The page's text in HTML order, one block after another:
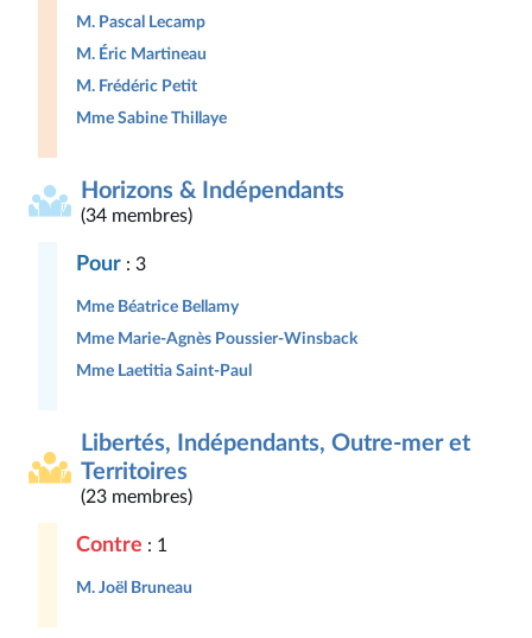
M. Pascal Lecamp
M. Éric Martineau
M. Frédéric Petit
Mme Sabine Thillaye
Horizons & Indépendants
(34 membres)
Pour : 3
Mme Béatrice Bellamy
Mme Marie-Agnès Poussier-Winsback
Mme Laetitia Saint-Paul
Libertés, Indépendants, Outre-mer et
Territoires
(23 membres)
Contre : 1
M. Joël Bruneau